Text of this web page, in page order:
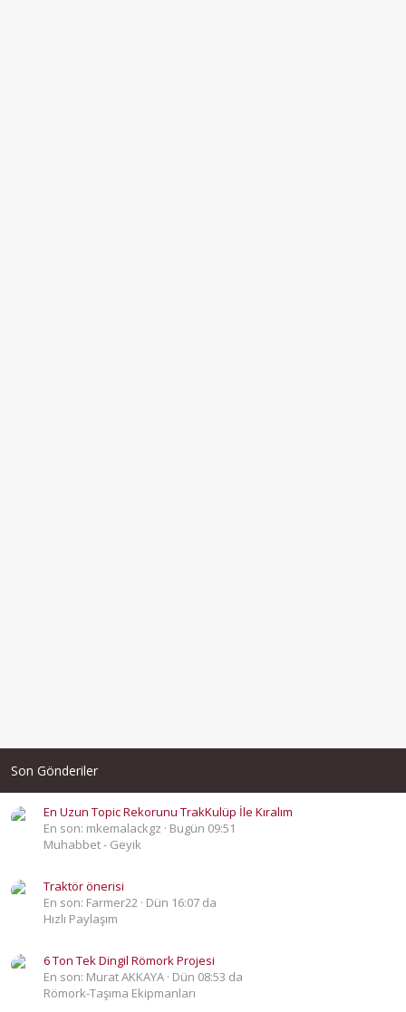
Son Gönderiler
En Uzun Topic Rekorunu TrakKulüp İle Kıralım
En son: mkemalackgz
Bugün 09:51
Muhabbet - Geyik
Traktör önerisi
En son: Farmer22 Dün 16:07 da
Hızlı Paylaşım
6 Ton Tek Dingil Römork Projesi
En son: Murat AKKAYA Dün 08:53 da
Römork-Taşıma Ekipmanları